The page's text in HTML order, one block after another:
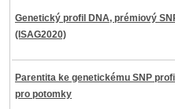
Genetický profil DNA, prémiový
(ISAG2020)
Parentita ke genetickému SNP
pro potomky